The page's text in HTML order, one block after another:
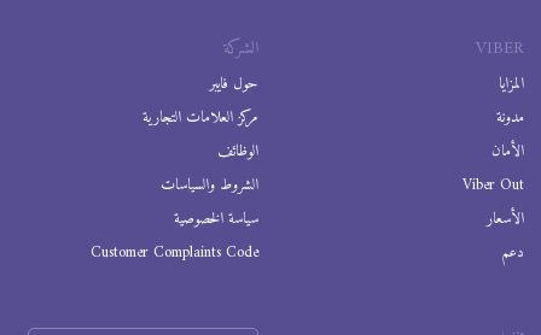
VIBER
المزايا
مدونة
الأمان
Viber Out
الأسعار
دعم
الشركة
حول فايبر
مركز العلامات التجارية
الوظائف
الشروط والسياسات
سياسة الخصوصية
Customer Complaints Code